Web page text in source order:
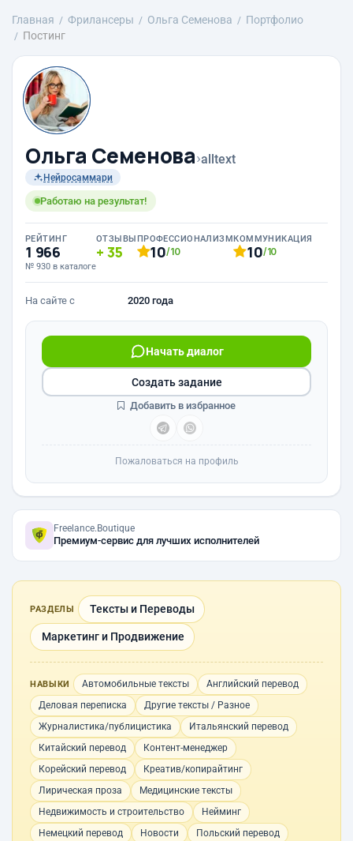
Главная Фрилансеры Ольга Семенова
Портфолио
Постинг
Ольга Семенова›alltext
Нейросаммари
Работаю на результат!
РЕЙТИНГ
1 966
№ 930 в каталоге
ОТЗЫВЫ
35
ПРОФЕССИОНАЛИЗМ
10/10
КОММУНИКАЦИЯ
10/10
На сайте с 2020 года
Начать диалог
Создать задание
Добавить в избранное
Пожаловаться на профиль
Freelance.Boutique
Премиум-сервис для лучших исполнителей
РАЗДЕЛЫ Тексты и Переводы
Маркетинг и Продвижение
НАВЫКИ Автомобильные тексты
Английский перевод
Деловая переписка
Другие тексты / Разное
Журналистика/публицистика
Итальянский перевод
Китайский перевод
Контент-менеджер
Корейский перевод
Креатив/копирайтинг
Лирическая проза
Медицинские тексты
Недвижимость и строительство
Нейминг
Немецкий перевод
Новости
Польский перевод